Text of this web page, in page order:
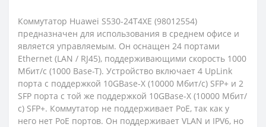
Коммутатор Huawei S530-24T4XE (98012554)
предназначен для использования в среднем офисе и
является управляемым. Он оснащен 24 портами
Ethernet (LAN / RJ45), поддерживающими скорость 1000
Мбит/с (1000 Base-T). Устройство включает 4 UpLink
порта с поддержкой 10GBase-X (10000 Мбит/с) SFP+ и 2
SFP порта с той же поддержкой 10GBase-X (10000 Мбит/
с) SFP+. Коммутатор не поддерживает PoE, так как у
него нет PoE портов. Он поддерживает VLAN и IPV6, но